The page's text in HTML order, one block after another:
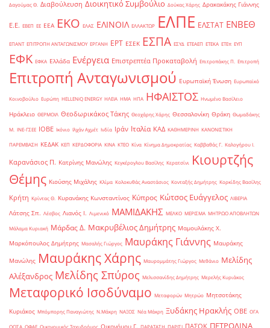
Δαγούμας Θ. Διαβούλευση Διοικητικό Συμβούλιο Δούκας Χάρης Δρακακάκης Γιάννης
Ε.Ε. ΕΒΕΠ ΕΕ ΕΕΑ ΕΚΟ ΕΛΑΣ ΕΛΙΝΟΙΛ ΕΛΛΑΚΤΩΡ ΕΛΠΕ ΕΛΣΤΑΤ ΕΝΒΕΘ
ΕΠΑΝΤ ΕΠΙΤΡΟΠΗ ΑΝΤΑΓΩΝΙΣΜΟΥ ΕΡΓΑΝΗ ΕΡΤ ΕΣΕΚ ΕΣΠΑ ΕΣΥΔ ΕΤΕΑΕΠ ΕΤΕΚΑ ΕΤΕπ ΕΥΠ
ΕΦΚ ΕΦΚΑ Ελλάδα Ενέργεια Επιστρεπτέα Προκαταβολή Επιτροπάκης Π. Επιτροπή
Επιτροπή Ανταγωνισμού Ευρωπαϊκή Ένωση Ευρωπαϊκό
Κοινοβούλιο Ευρώπη ΗELLENiQ ENERGY ΗΛΕΙΑ ΗΜΑ ΗΠΑ ΗΦΑΙΣΤΟΣ Ηνωμένο Βασίλειο
Ηράκλειο ΘΕΡΜΟΙΛ Θεοδωρικάκος Τάκης Θεοχάρης Χάρης Θεσσαλονίκη Θράκη Θωμαδάκης
Μ. ΙΝΕ-ΓΣΕΕ ΙΟΒΕ Ικόνιο Ιλχάν Αχμέτ Ινδία Ιράν Ιταλία ΚΑΔ ΚΑΘΗΜΕΡΙΝΗ ΚΑΝΟΝΙΣΤΙΚΗ
ΠΑΡΕΜΒΑΣΗ ΚΕΔΑΚ ΚΕΠ ΚΕΡΔΟΦΟΡΙΑ ΚΙΝΑ ΚΤΕΟ Κίνα Κίνημα Δημοκρατίας Καββαθάς Γ. Καλογήρου Ι.
Καρανάσιος Π. Κατρίνης Μανώλης Κεγκέρογλου Βασίλης Κερατσίνι
Κιουρτζής
Θέμης Κιούσης Μιχάλης Κλίμα Κολοκυθάς Αναστάσιος Κονταξής Δημήτρης Κορκίδης Βασίλης
Κρήτη Κρίντας Θ. Κυρανάκης Κωνσταντίνος Κύπρος Κώτσος Ευάγγελος ΛΙΒΕΡΙΑ
Λάτσης Σπ. Λέσβος Λιανός Ι. Λιμενικό ΜΑΜΙΔΑΚΗΣ ΜΕΛΚΟ ΜΕΡΙΣΜΑ ΜΗΤΡΩΟ ΑΠΟΒΛΗΤΩΝ
Μάλαμα Κυριακή Μάρδας Δ. Μακρυβέλιος Δημήτρης Μαμουλάκης Χ.
Μαρκόπουλος Δημήτρης Μασαλής Γιώργος Μαυράκης Γιάννης Μαυράκης
Μανώλης Μαυράκης Χάρης Μαυρομμάτης Γιώργος Μεθάνιο Μελίδης
Αλέξανδρος Μελίδης Σπύρος Μελισσανίδης Δημήτρης Μερελής Κυριάκος
Μεταφορικό Ισοδύναμο Μεταφορών Μητρώο Μητσοτάκης
Κυριάκος Μπόμπορης Παναγιώτης Ν.Μάκρη ΝΑΞΟΣ Νέα Μάκρη Ξυδάκης Ηρακλής ΟΒΕ ΟΓΑ
ΟΟΣΑ ΟΦΑΕ Οικονομικός Ταχυδρόμος ΠΑΡΑΤΑΣΗ ΠΑΡΙΣΙ ΠΑΣΟΚ ΠΕΤΡΟΛΙΝΑ